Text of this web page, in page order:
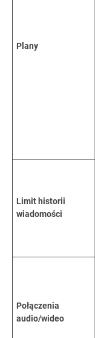
Plany
Limit historii
wiadomości
Połączenia
audio/wideo